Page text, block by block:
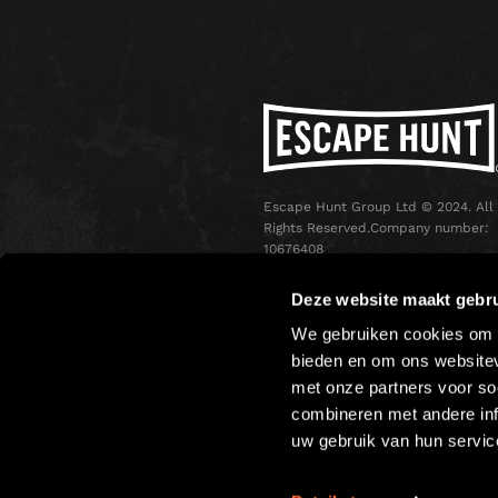
Deze website maakt
We gebruiken cookies
bieden en om ons
met onze partners voor
combineren met andere
uw gebruik van hun
Escape Hunt Group Ltd © 2024. All
Rights Reserved.Company number:
10676408
Oxford Street, Ground Floor and
Basement level, 70-88 Oxford
London, W1D 1BS